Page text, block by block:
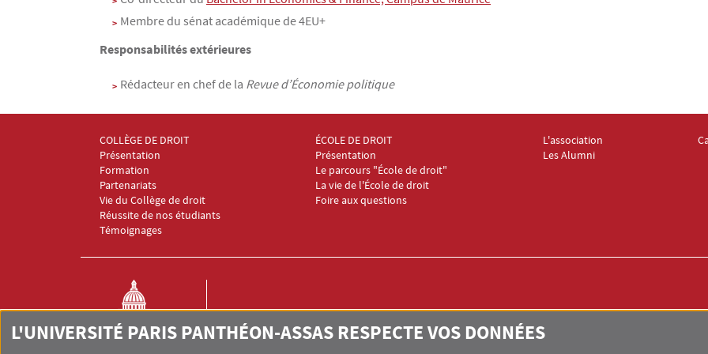
Membre du sénat académique de 4EU+
Responsabilités extérieures
Rédacteur en chef de la Revue d’Économie politique
Menu Footer Collège et École de droit 1
COLLÈGE DE DROIT
Présentation
Formation
Partenariats
Vie du Collège de droit
Réussite de nos étudiants
Témoignages
Menu Footer Collège et École de droit 2
ÉCOLE DE DROIT
Présentation
Le parcours "École de droit"
La vie de l'École de droit
Foire aux questions
Menu Footer Collège et École
L'association
Les Alumni
COLLÈGE ET ÉCOLE DE DROIT
L'UNIVERSITÉ PARIS PANTHÉON-ASSAS RESPECTE VOS DONNÉES